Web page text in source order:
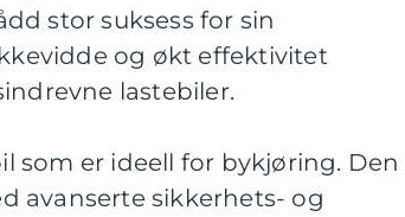
stor suksess for sin
og økt effektivitet
lastebiler.
som er ideell for bykjøring. Den
avanserte sikkerhets- og